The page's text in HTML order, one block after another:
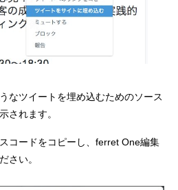
なツイートを埋め込むためのソース
されます。
コードをコピーし、ferret One編集
さい。